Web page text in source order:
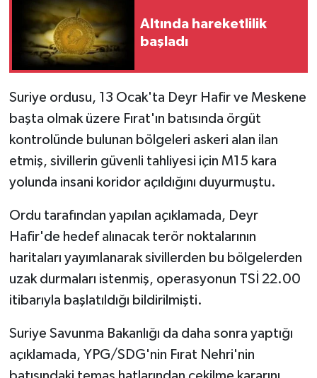
Altında hareketlilik
başladı
Suriye ordusu, 13 Ocak'ta Deyr Hafir ve Meskene
başta olmak üzere Fırat'ın batısında örgüt
kontrolünde bulunan bölgeleri askeri alan ilan
etmiş, sivillerin güvenli tahliyesi için M15 kara
yolunda insani koridor açıldığını duyurmuştu.
Ordu tarafından yapılan açıklamada, Deyr
Hafir'de hedef alınacak terör noktalarının
haritaları yayımlanarak sivillerden bu bölgelerden
uzak durmaları istenmiş, operasyonun TSİ 22.00
itibarıyla başlatıldığı bildirilmişti.
Suriye Savunma Bakanlığı da daha sonra yaptığı
açıklamada, YPG/SDG'nin Fırat Nehri'nin